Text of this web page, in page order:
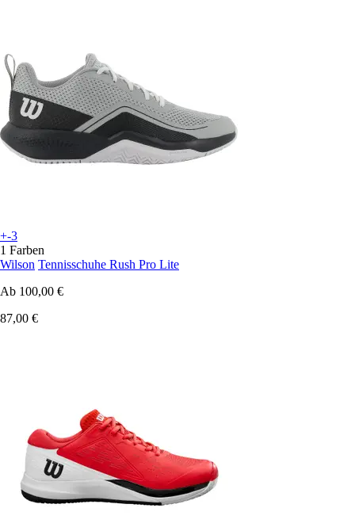
+-3
1 Farben
Wilson Tennisschuhe Rush Pro Lite
Ab 100,00 €
87,00 €